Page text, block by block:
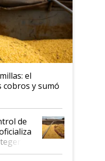
el
cobros y sumó
de
la